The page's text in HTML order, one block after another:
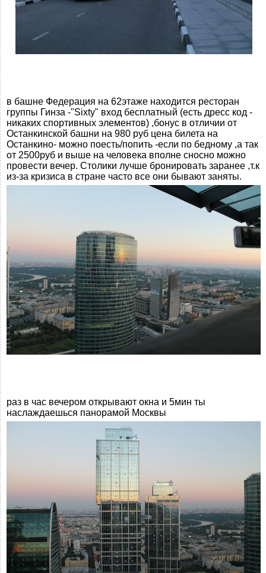
в башне Федерация на 62этаже находится ресторан
группы Гинза -"Sixty" вход бесплатный (есть дресс код -
никаких спортивных элементов) ,бонус в отличии от
Останкинской башни на 980 руб цена билета на
Останкино- можно поесть/попить -если по бедному ,а так
от 2500руб и выше на человека вполне сносно можно
провести вечер. Столики лучше бронировать заранее ,т.к
из-за кризиса в стране часто все они бывают заняты.
раз в час вечером открывают окна и 5мин ты
наслаждаешься панорамой Москвы